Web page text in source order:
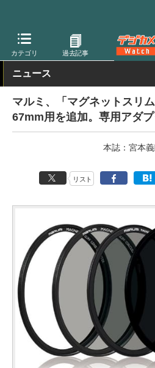
カテゴリ 過去記事
デジカメ Watch レンズ レンズフ
ニュース
マルミ、「マグネットスリ
67mm用を追加。専用アダ
本誌：宮本
リスト